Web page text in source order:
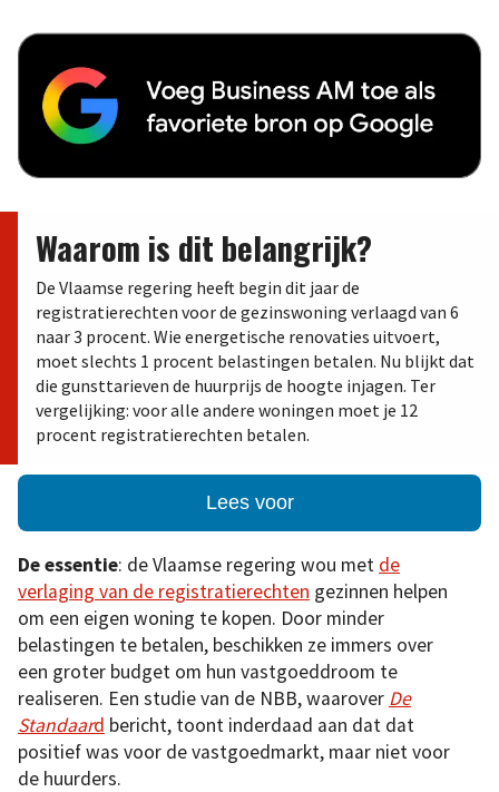
Waarom is dit belangrijk?
De Vlaamse regering heeft begin dit jaar de
registratierechten voor de gezinswoning verlaagd van 6
naar 3 procent. Wie energetische renovaties uitvoert,
moet slechts 1 procent belastingen betalen. Nu blijkt dat
die gunsttarieven de huurprijs de hoogte injagen. Ter
vergelijking: voor alle andere woningen moet je 12
procent registratierechten betalen.
Lees voor
De essentie: de Vlaamse regering wou met de
verlaging van de registratierechten gezinnen helpen
om een eigen woning te kopen. Door minder
belastingen te betalen, beschikken ze immers over
een groter budget om hun vastgoeddroom te
realiseren. Een studie van de NBB, waarover De
Standaard bericht, toont inderdaad aan dat dat
positief was voor de vastgoedmarkt, maar niet voor
de huurders.